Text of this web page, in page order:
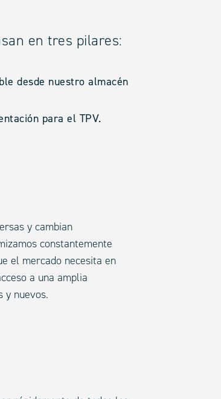
en tres pilares:
desde nuestro almacén
para el TPV.
y cambian
constantemente
el mercado necesita en
a una amplia
y nuevos.